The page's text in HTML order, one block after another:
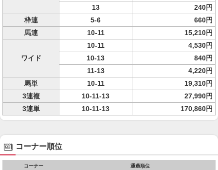
13
240円
枠連
5-6
660円
馬連
10-11 15,210円
ワイド
10-11
4,530円
10-13
840円
11-13
4,220円
馬単
10-11
19,310円
3連複
10-11-13
27,990円
3連単
10-11-13 170,860円
コーナー順位
コーナー 通過順位